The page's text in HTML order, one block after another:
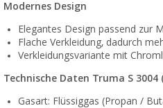
Modernes Design
Elegantes Design passend zur
Flache Verkleidung, dadurch
Verkleidungsvariante mit
Technische Daten Truma S 3004
Gasart: Flüssiggas (Propan /